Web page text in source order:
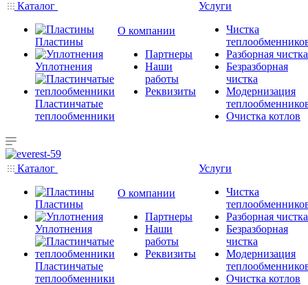
Каталог
Пластины
Уплотнения
Пластинчатые
теплообменники
О компании
Партнеры
Наши
работы
Реквизиты
Услуги
Чистка
Разборная чистка
Безразборная
чистка
Модернизация
Очистка котлов
Каталог
Пластины
Уплотнения
Пластинчатые
теплообменники
О компании
Партнеры
Наши
работы
Реквизиты
Услуги
Чистка
Разборная чистка
Безразборная
чистка
Модернизация
Очистка котлов